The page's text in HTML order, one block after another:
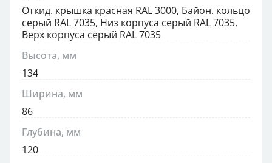
Откид. крышка красная RAL 3000, Байон. кольцо
серый RAL 7035, Низ корпуса серый RAL 7035,
Верх корпуса серый RAL 7035
Высота, мм
134
Ширина, мм
86
Глубина, мм
120